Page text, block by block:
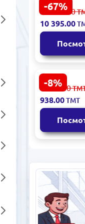
-67%
Shell Omala
WE220-
209 л
32 193.00
10 395.00
-8%
Mobil 1
Fuel
5л
масло
1 027.00
938.00ТМТ